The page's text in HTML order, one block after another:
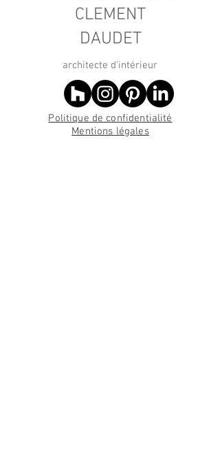
CLEMENT
DAUDET
architecte d'intérieur
Politique de confidentialité
Mentions légales